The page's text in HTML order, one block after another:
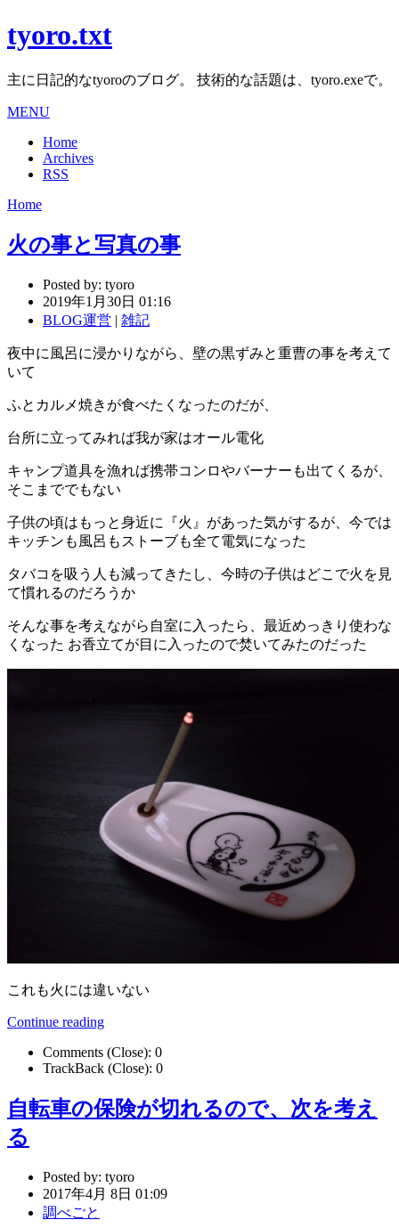
tyoro.txt
主に日記的なtyoroのブログ。 技術的な話題は、tyoro.exeで。
MENU
Home
Archives
RSS
Home
火の事と写真の事
Posted by: tyoro
2019年1月30日 01:16
BLOG運営 | 雑記
夜中に風呂に浸かりながら、壁の黒ずみと重曹の事を考えて
いて
ふとカルメ焼きが食べたくなったのだが、
台所に立ってみれば我が家はオール電化
キャンプ道具を漁れば携帯コンロやバーナーも出てくるが、
そこまででもない
子供の頃はもっと身近に『火』があった気がするが、今では
キッチンも風呂もストーブも全て電気になった
タバコを吸う人も減ってきたし、今時の子供はどこで火を見
て慣れるのだろうか
そんな事を考えながら自室に入ったら、最近めっきり使わな
くなった お香立てが目に入ったので焚いてみたのだった
これも火には違いない
Continue reading
Comments (Close): 0
TrackBack (Close): 0
自転車の保険が切れるので、次を考え
る
Posted by: tyoro
2017年4月 8日 01:09
調べごと